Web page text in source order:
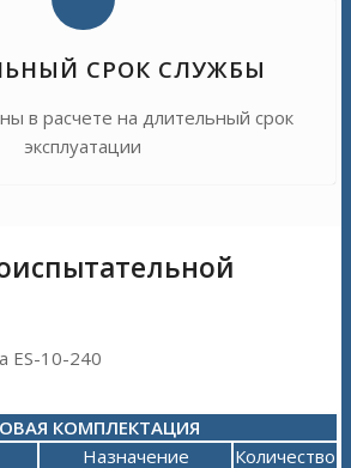
СРОК СЛУЖБЫ
в расчете на длительный срок
эксплуатации
ES-10-240
КОМПЛЕКТАЦИЯ
Назначение Количество